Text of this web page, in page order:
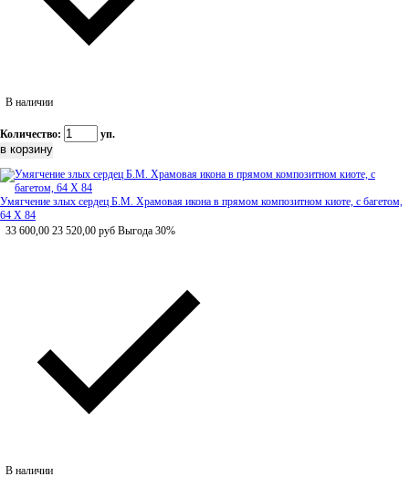
В наличии
Количество: уп.
Умягчение злых сердец Б.М. Храмовая икона в прямом композитном киоте, с багетом,
64 Х 84
33 600,00 23 520,00 руб Выгода 30%
В наличии